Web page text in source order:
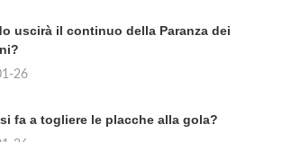
uscirà il continuo della Paranza dei
26
fa a togliere le placche alla gola?